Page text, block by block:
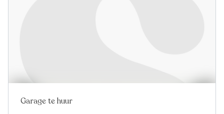
Nieuw
Garage te huur